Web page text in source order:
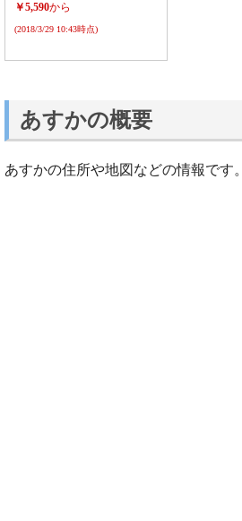
￥5,590から
(2018/3/29 10:43時点)
あすかの概要
あすかの住所や地図などの情報です。